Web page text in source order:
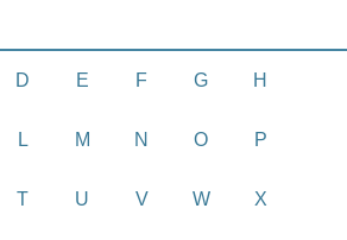
D E F G H
L M N O P
T U V W X